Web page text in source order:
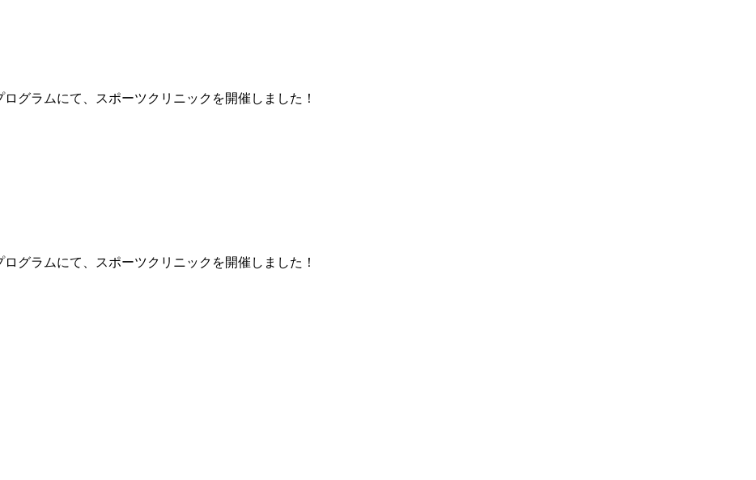
グラムにて、スポーツクリニックを開催しました！
グラムにて、スポーツクリニックを開催しました！